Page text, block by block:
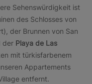
Sehenswürdigkeit ist
des Schlosses von
der Brunnen von San
der Playa de Las
mit türkisfarbenem
Appartements
entfernt.